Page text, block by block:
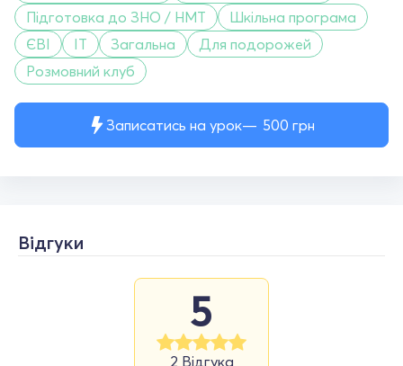
Записатись на урок 500 грн
Підготовка до ЗНО / НМТ
Шкільна програма
ЄВІ
IT Загальна
Для подорожей
Розмовний клуб
Відгуки
5
2 Відгука